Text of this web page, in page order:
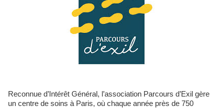
Reconnue d’Intérêt Général, l’association Parcours d’Exil gère
un centre de soins à Paris, où chaque année près de 750